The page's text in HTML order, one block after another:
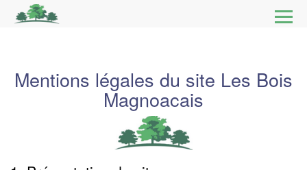
PIQUETS
EXPLOITATION FORESTIÈRE
GROSSISTE
Mentions légales du site Les Bois
Magnoacais